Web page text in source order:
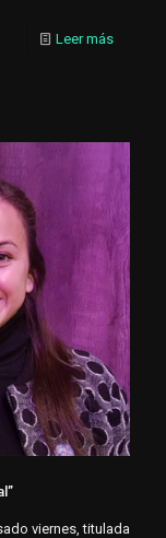
Leer más
viernes, titulada